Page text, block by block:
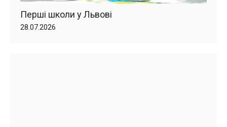
Перші школи у Львові
28.07.2026